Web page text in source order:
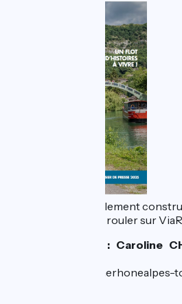
Nous pouvons également
mesure pour venir rouler sur
Contact presse : Caroline
Rhône-Alpes
c.chouvy@auvergnerhonealpes-